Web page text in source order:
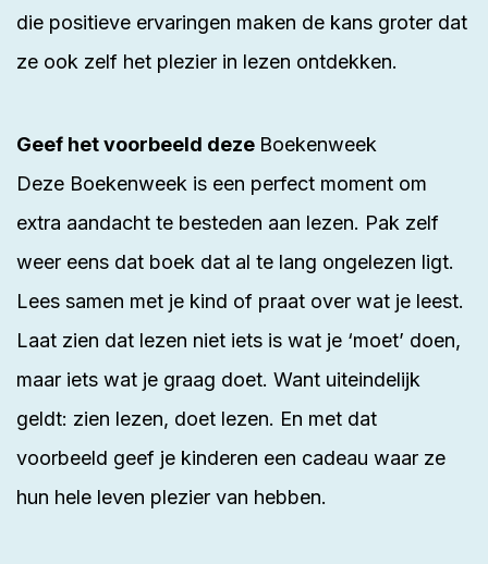
die positieve ervaringen maken de kans groter dat
ze ook zelf het plezier in lezen ontdekken.
Geef het voorbeeld deze Boekenweek
Deze Boekenweek is een perfect moment om
extra aandacht te besteden aan lezen. Pak zelf
weer eens dat boek dat al te lang ongelezen ligt.
Lees samen met je kind of praat over wat je leest.
Laat zien dat lezen niet iets is wat je ‘moet’ doen,
maar iets wat je graag doet. Want uiteindelijk
geldt: zien lezen, doet lezen. En met dat
voorbeeld geef je kinderen een cadeau waar ze
hun hele leven plezier van hebben.